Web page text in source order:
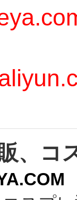
まで
う...
、コ